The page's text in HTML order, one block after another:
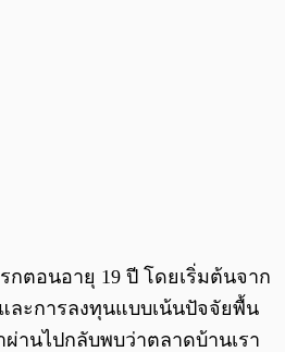
กตอนอายุ 19 ปี โดยเริ่มต้นจาก
ละการลงทุนแบบเน้นปัจจัยพื้น
านไปกลับพบว่าตลาดบ้านเรา